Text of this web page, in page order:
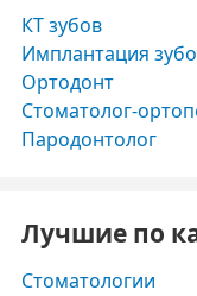
КТ зубов
Имплантация
Ортодонт
Стоматолог-
Пародонтолог
Лучшие по
Стоматологии